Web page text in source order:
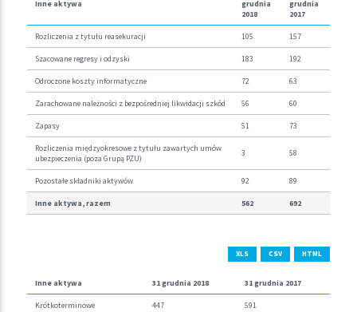
Inne aktywa
grudnia
2018
grudnia
2017
Rozliczenia z tytułu reasekuracji 105 157
Szacowane regresy i odzyski 183 192
Odroczone koszty informatyczne 72 63
Zarachowane należności z bezpośredniej likwidacji szkód 56 60
Zapasy 51 73
Rozliczenia międzyokresowe z tytułu zawartych umów
ubezpieczenia (poza Grupą PZU)
3 58
Pozostałe składniki aktywów 92 89
Inne aktywa, razem 562 692
XLS CSV HTML
Inne aktywa 31 grudnia 2018 31 grudnia 2017
Krótkoterminowe 447 591